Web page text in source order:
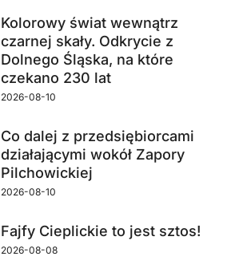
Kolorowy świat wewnątrz
czarnej skały. Odkrycie z
Dolnego Śląska, na które
czekano 230 lat
2026-08-10
Co dalej z przedsiębiorcami
działającymi wokół Zapory
Pilchowickiej
2026-08-10
Fajfy Cieplickie to jest sztos!
2026-08-08